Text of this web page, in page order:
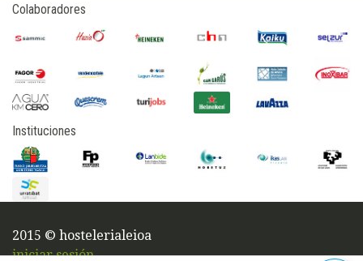
Colaboradores
Instituciones
2015 © hostelerialeioa
iniciar sesión